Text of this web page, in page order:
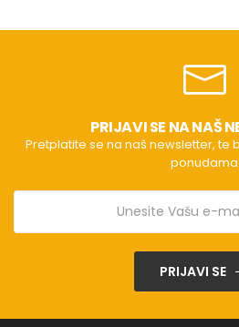
PRIJAVI SE NA NAŠ
Pretplatite se na naš newsletter, te
ponudama
PRIJAVI SE